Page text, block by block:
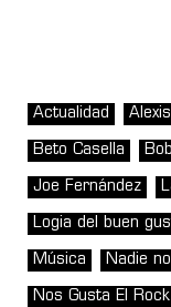
Actualidad
Beto Casella
Joe Fernández
Logia del buen
Música Nadie
Nos Gusta El Rock